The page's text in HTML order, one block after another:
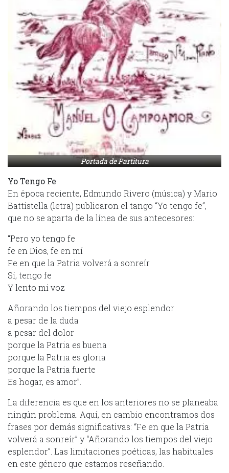
Portada de Partitura
Yo Tengo Fe
En época reciente, Edmundo Rivero (música) y Mario
Battistella (letra) publicaron el tango “Yo tengo fe”,
que no se aparta de la línea de sus antecesores:
“Pero yo tengo fe
fe en Dios, fe en mí
Fe en que la Patria volverá a sonreír
Sí, tengo fe
Y lento mi voz
Añorando los tiempos del viejo esplendor
a pesar de la duda
a pesar del dolor
porque la Patria es buena
porque la Patria es gloria
porque la Patria fuerte
Es hogar, es amor”.
La diferencia es que en los anteriores no se planeaba
ningún problema. Aquí, en cambio encontramos dos
frases por demás significativas: “Fe en que la Patria
volverá a sonreír” y “Añorando los tiempos del viejo
esplendor”. Las limitaciones poéticas, las habituales
en este género que estamos reseñando.